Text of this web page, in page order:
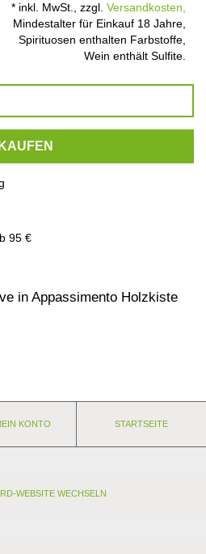
* inkl. MwSt., zzgl. Versandkosten,
Mindestalter für Einkauf 18 Jahre,
Spirituosen enthalten Farbstoffe,
Wein enthält Sulfite.
KAUFEN
95 €
in Appassimento Holzkiste
Wein. Herrliches Dunkelrot,
in der Holzkiste.Nährwerte
KONTO STARTSEITE
WEBSITE WECHSELN